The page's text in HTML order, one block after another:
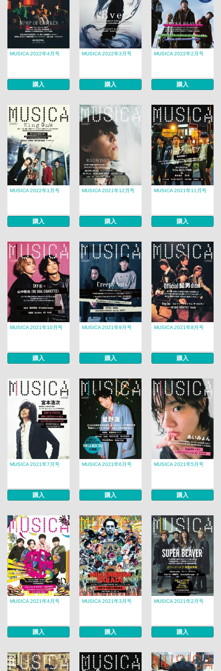
MUSICA 2022年4月号
購入
MUSICA 2022年3月号
購入
MUSICA 2022年2月号
購入
MUSICA 2022年1月号
購入
MUSICA 2021年12月号
購入
MUSICA 2021年11月号
購入
MUSICA 2021年10月号
購入
MUSICA 2021年9月号
購入
MUSICA 2021年8月号
購入
MUSICA 2021年7月号
購入
MUSICA 2021年6月号
購入
MUSICA 2021年5月号
購入
MUSICA 2021年4月号
購入
MUSICA 2021年3月号
購入
MUSICA 2021年2月号
購入